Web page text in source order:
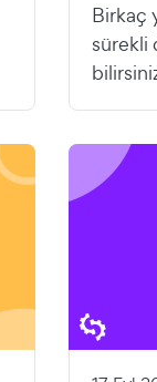
Birkaç
sürekli